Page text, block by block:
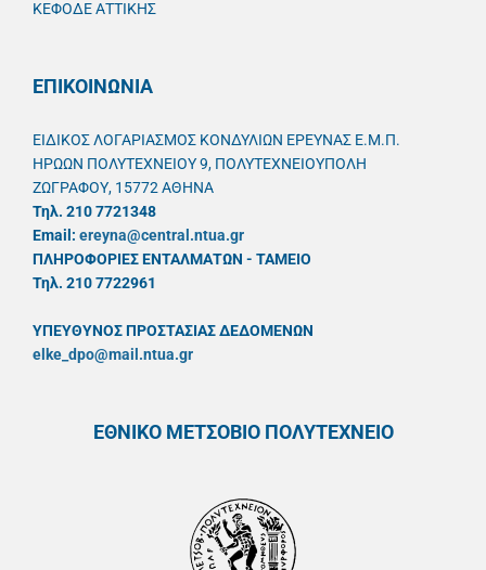
ΚΕΦΟΔΕ ΑΤΤΙΚΗΣ
ΕΠΙΚΟΙΝΩΝΙΑ
ΕΙΔΙΚΟΣ ΛΟΓΑΡΙΑΣΜΟΣ ΚΟΝΔΥΛΙΩΝ ΕΡΕΥΝΑΣ Ε.Μ.Π.
ΗΡΩΩΝ ΠΟΛΥΤΕΧΝΕΙΟΥ 9, ΠΟΛΥΤΕΧΝΕΙΟΥΠΟΛΗ
ΖΩΓΡΑΦΟΥ, 15772 ΑΘΗΝΑ
Τηλ. 210 7721348
Email: ereyna@central.ntua.gr
ΠΛΗΡΟΦΟΡΙΕΣ ΕΝΤΑΛΜΑΤΩΝ - ΤΑΜΕΙΟ
Τηλ. 210 7722961
ΥΠΕΥΘYΝΟΣ ΠΡΟΣΤΑΣΙΑΣ ΔΕΔΟΜΕΝΩΝ
elke_dpo@mail.ntua.gr
ΕΘΝΙΚΟ ΜΕΤΣΟΒΙΟ ΠΟΛΥΤΕΧΝΕΙΟ